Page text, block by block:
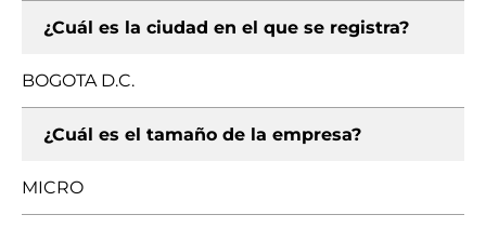
¿Cuál es la ciudad en el que se registra?
BOGOTA D.C.
¿Cuál es el tamaño de la empresa?
MICRO